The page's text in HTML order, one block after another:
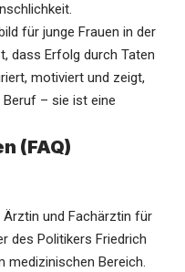
für junge Frauen in der
dass Erfolg durch Taten
motiviert und zeigt,
– sie ist eine
(FAQ)
und Fachärztin für
des Politikers Friedrich
medizinischen Bereich.